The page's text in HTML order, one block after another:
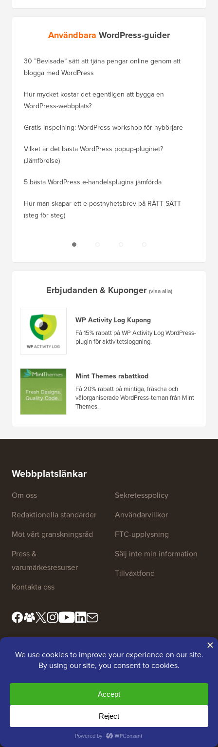
Användbara WordPress-guider
30 ”Bevisade” sätt att tjäna pengar online genom att
blogga med WordPress
Hur mycket kostar det egentligen att bygga en
WordPress-webbplats?
Gratis inspelning: WordPress-workshop för nybörjare
Vilket är det bästa WordPress popup-pluginet?
(Jämförelse)
5 bästa WordPress e-handelsplugins jämförda
Hur man skapar ett e-postnyhetsbrev på RÄTT SÄTT
(steg för steg)
Erbjudanden & Kuponger (visa alla)
WP Activity Log Kupong
Få 15% rabatt på WP Activity Log WordPress-
plugin för aktivitetsloggning.
Mint Themes rabattkod
Få 20% rabatt på mintiga, fräscha och
välorganiserade WordPress-teman från Mint
Themes.
Webbplatslänkar
Om oss
Redaktionella standarder
Möt vårt granskningsråd
Press &
varumärkesresurser
Kontakta oss
Sekretesspolicy
Användarvillkor
FTC-upplysning
Sälj inte min information
Tillväxtfond
Gratis verktyg
Företagsnamnsgenerator
Rubrik-analysator